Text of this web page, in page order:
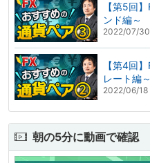
【第5回
ンド編
2022/07/
【第4回
レート
2022/06/
朝の5分に動画で確認